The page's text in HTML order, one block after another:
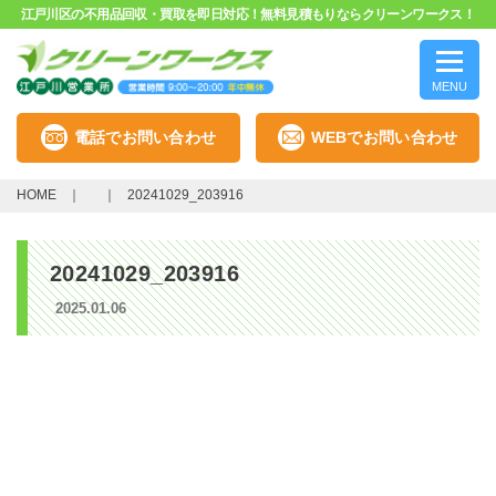
江戸川区の不用品回収・買取を即日対応！無料見積もりならクリーンワークス！
MENU
電話でお問い合わせ WEBでお問い合わせ
HOME 20241029_203916
20241029_203916
2025.01.06